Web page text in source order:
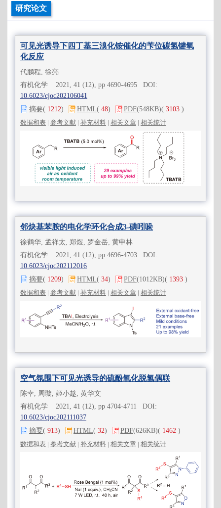
研究论文
可见光诱导下四丁基三溴化铵催化的苄位碳氢键氧
化反应
代鹏程, 徐亮
有机化学 2021, 41 (12), pp 4690-4695 DOI:
10.6023/cjoc202106041
摘要( 1212) HTML( 48) PDF(548KB)( 3103 )
数据和表 | 参考文献 | 补充材料 | 相关文章 | 相关统计
邻炔基苯胺的电化学环化合成3-碘吲哚
徐鹤华, 孟祥太, 郑煜, 罗金岳, 黄申林
有机化学 2021, 41 (12), pp 4696-4703 DOI:
10.6023/cjoc202112016
摘要( 1209) HTML( 34) PDF(1012KB)( 1393 )
数据和表 | 参考文献 | 补充材料 | 相关文章 | 相关统计
空气氛围下可见光诱导的硫酚氧化脱氢偶联
陈幸, 周璇, 姬小趁, 黄华文
有机化学 2021, 41 (12), pp 4704-4711 DOI:
10.6023/cjoc202111037
摘要( 913) HTML( 32) PDF(626KB)( 1462 )
数据和表 | 参考文献 | 补充材料 | 相关文章 | 相关统计